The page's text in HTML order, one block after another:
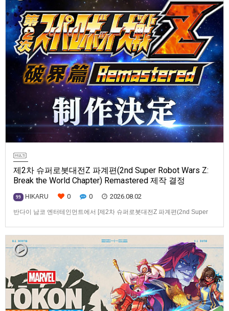
제2차 슈퍼로봇대전Z 파계편(2nd Super Robot Wars Z:
Break the World Chapter) Remastered 제작 결정
99 HIKARU 0 0 2026.08.02
반다이 남코 엔터테인먼트에서 [제2차 슈퍼로봇대전Z 파계편(2nd Super
판[제2차 슈퍼로봇대전Z 파계편]은 2011년 PSP로 발매되었으며, 2012년
에 발매되었던 [제2…